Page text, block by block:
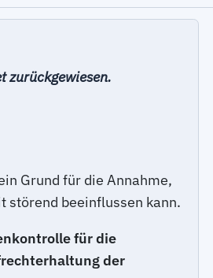
zurückgewiesen.
Grund für die Annahme,
störend beeinflussen kann.
für die
der